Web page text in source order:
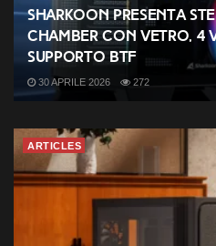
Sharkoon presenta
chamber con vetro, 4
supporto BTF
30 APRILE 2026 272
ARTICLES